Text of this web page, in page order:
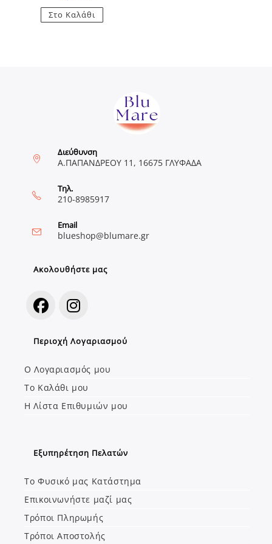
Στο Καλάθι
Διεύθυνση
Α.ΠΑΠΑΝΔΡΕΟΥ 11, 16675 ΓΛΥΦΑΔΑ
Τηλ.
210-8985917
Email
blueshop@blumare.grOpens
Ακολουθήστε μας
new
tab
in
new
tab
Περιοχή Λογαριασμού
Ο Λογαριασμός μου
Το Καλάθι μου
Η Λίστα Επιθυμιών μου
Εξυπηρέτηση Πελατών
Το Φυσικό μας Κατάστημα
Επικοινωνήστε μαζί μας
Τρόποι Πληρωμής
Τρόποι Αποστολής